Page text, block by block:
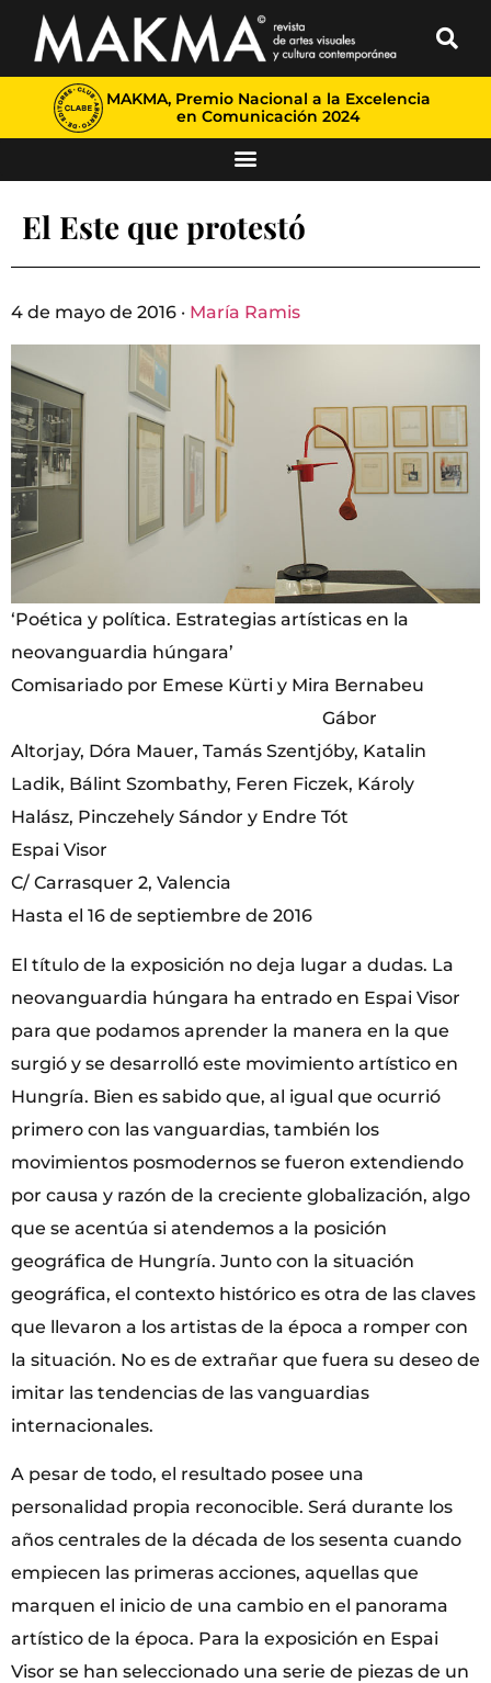
MAKMA, Premio Nacional a la Excelencia
en Comunicación 2024
El Este que protestó
4 de mayo de 2016 · María Ramis
‘Poética y política. Estrategias artísticas en la
neovanguardia húngara’
Comisariado por Emese Kürti y Mira Bernabeu
Gábor
Altorjay, Dóra Mauer, Tamás Szentjóby, Katalin
Ladik, Bálint Szombathy, Feren Ficzek, Károly
Halász, Pinczehely Sándor y Endre Tót
Espai Visor
C/ Carrasquer 2, Valencia
Hasta el 16 de septiembre de 2016
El título de la exposición no deja lugar a dudas. La
neovanguardia húngara ha entrado en Espai Visor
para que podamos aprender la manera en la que
surgió y se desarrolló este movimiento artístico en
Hungría. Bien es sabido que, al igual que ocurrió
primero con las vanguardias, también los
movimientos posmodernos se fueron extendiendo
por causa y razón de la creciente globalización, algo
que se acentúa si atendemos a la posición
geográfica de Hungría. Junto con la situación
geográfica, el contexto histórico es otra de las claves
que llevaron a los artistas de la época a romper con
la situación. No es de extrañar que fuera su deseo de
imitar las tendencias de las vanguardias
internacionales.
A pesar de todo, el resultado posee una
personalidad propia reconocible. Será durante los
años centrales de la década de los sesenta cuando
empiecen las primeras acciones, aquellas que
marquen el inicio de una cambio en el panorama
artístico de la época. Para la exposición en Espai
Visor se han seleccionado una serie de piezas de un